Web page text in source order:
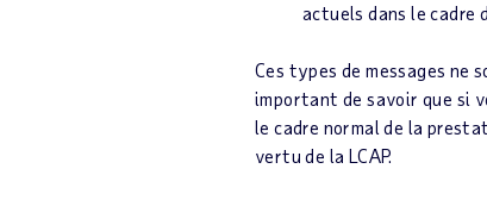
actuels dans le cadre
Ces types de messages ne
important de savoir que si
le cadre normal de la
vertu de la LCAP.